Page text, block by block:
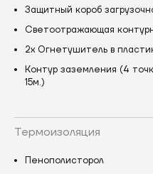
Защитный короб
Светоотражающая
2х Огнетушитель в
Контур заземления (4
15м.)
Термоизоляция
Пенополисторол